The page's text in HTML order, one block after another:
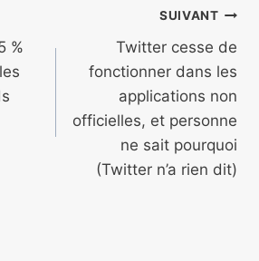
%
SUIVANT
Twitter cesse de
fonctionner dans les
applications non
officielles, et personne
ne sait pourquoi
(Twitter n’a rien dit)